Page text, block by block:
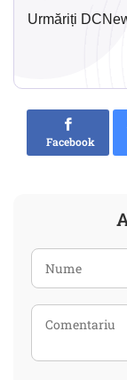
Urmăriți
Facebook